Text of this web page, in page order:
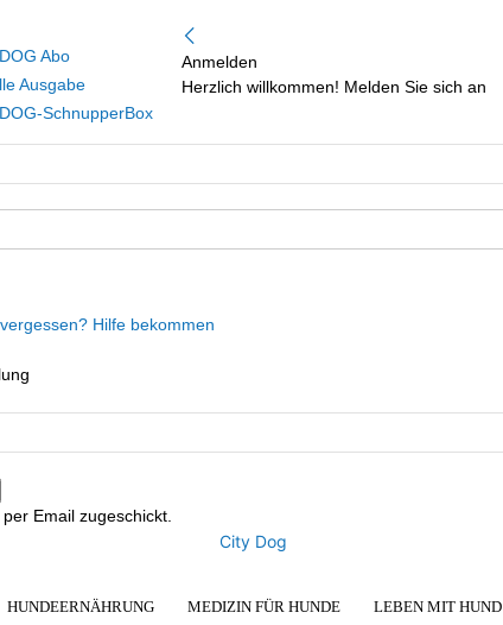
Abo
Ausgabe
SchnupperBox
Anmelden
Herzlich willkommen! Melden Sie sich an
Hilfe bekommen
Email zugeschickt.
City Dog
HUNDEERNÄHRUNG MEDIZIN FÜR HUNDE LEBEN MIT HUND